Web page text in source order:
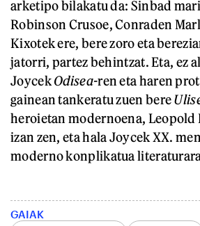
arketipo bilakatu da: Sinbad
Robinson Crusoe, Conraden
Kixotek ere, bere zoro eta
jatorri, partez behintzat. Eta, ez
JoycekOdisea-ren eta haren
gainean tankeratu zuen bere
heroietan modernoena, Leopold
izan zen, eta hala Joycek XX.
moderno konplikatua
GAIAK